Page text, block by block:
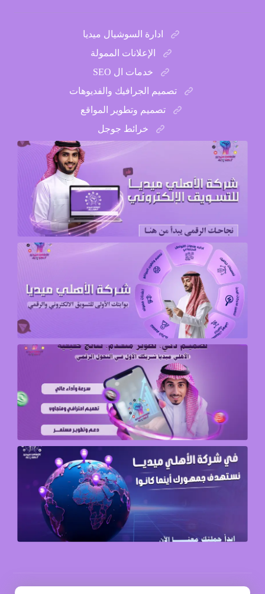
ادارة السوشيال ميديا
الإعلانات الممولة
خدمات ال SEO
تصميم الجرافيك والفديوهات
تصميم وتطوير المواقع
خرائط جوجل